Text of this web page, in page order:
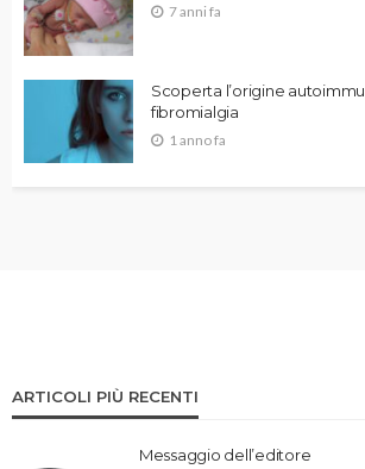
7 anni fa
Scoperta l’origine
fibromialgia
1 anno fa
ARTICOLI PIÙ RECENTI
Messaggio dell’editore